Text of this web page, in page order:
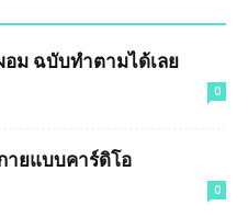
ม ฉบับทำตามได้เลย
0
ายแบบคาร์ดิโอ
0